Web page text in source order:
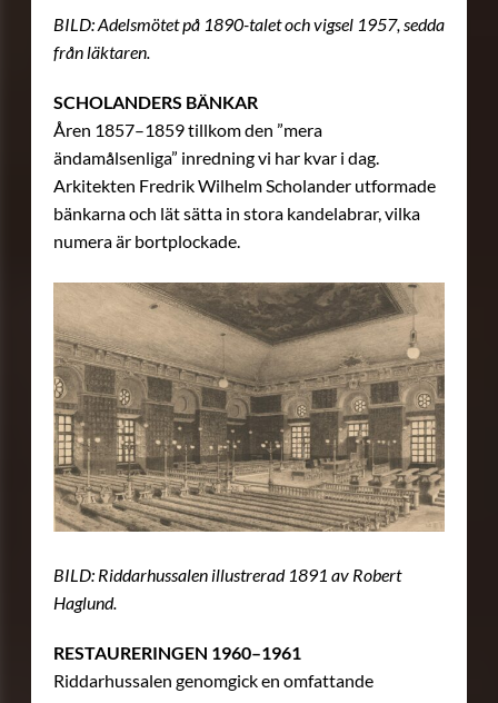
BILD: Adelsmötet på 1890-talet och vigsel 1957, sedda
från läktaren.
SCHOLANDERS BÄNKAR
Åren 1857–1859 tillkom den ”mera
ändamålsenliga” inredning vi har kvar i dag.
Arkitekten Fredrik Wilhelm Scholander utformade
bänkarna och lät sätta in stora kandelabrar, vilka
numera är bortplockade.
BILD: Riddarhussalen illustrerad 1891 av Robert
Haglund.
RESTAURERINGEN 1960–1961
Riddarhussalen genomgick en omfattande